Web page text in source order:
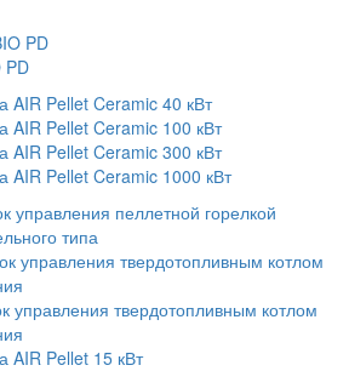
PD
AIR Pellet Ceramic 40 кВт
AIR Pellet Ceramic 100 кВт
AIR Pellet Ceramic 300 кВт
AIR Pellet Ceramic 1000 кВт
управления пеллетной горелкой
типа
управления твердотопливным котлом
управления твердотопливным котлом
AIR Pellet 15 кВт